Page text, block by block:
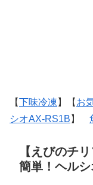
【下味冷凍 】【 お
シオAX-RS1B 】
【えびのチ
簡単！ヘル